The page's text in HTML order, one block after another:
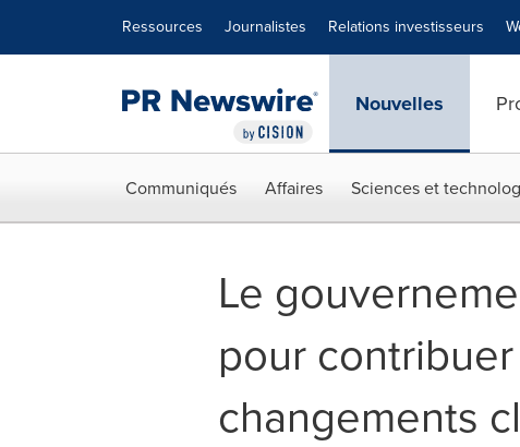
Ressources Journalistes Relations investisseurs
Nouvelles
Communiqués Affaires Sciences et
Le
pour
changements